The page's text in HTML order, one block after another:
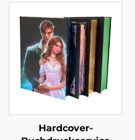
Hardcover-